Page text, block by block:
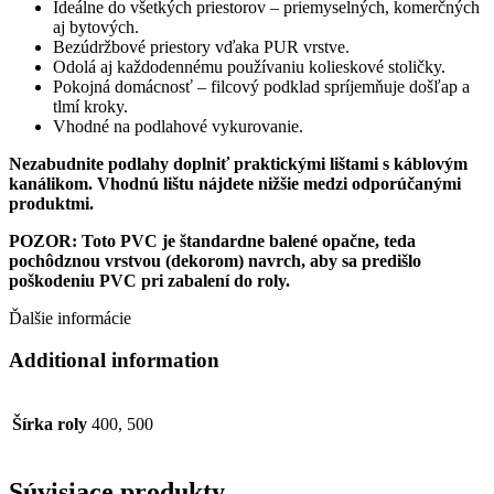
Ideálne do všetkých priestorov – priemyselných, komerčných
aj bytových.
Bezúdržbové priestory vďaka PUR vrstve.
Odolá aj každodennému používaniu kolieskové stoličky.
Pokojná domácnosť – filcový podklad spríjemňuje došľap a
tlmí kroky.
Vhodné na podlahové vykurovanie.
Nezabudnite podlahy doplniť praktickými lištami s káblovým
kanálikom. Vhodnú lištu nájdete nižšie medzi odporúčanými
produktmi.
POZOR: Toto PVC je štandardne balené opačne, teda
pochôdznou vrstvou (dekorom) navrch, aby sa predišlo
poškodeniu PVC pri zabalení do roly.
Ďalšie informácie
Additional information
Šírka roly 400, 500